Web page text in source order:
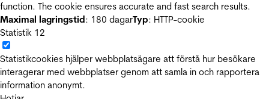
function. The cookie ensures accurate and fast search results.
Maximal lagringstid: 180 dagarTyp: HTTP-cookie
Statistik 12
Statistikcookies hjälper webbplatsägare att förstå hur besökare
interagerar med webbplatser genom att samla in och rapportera
information anonymt.